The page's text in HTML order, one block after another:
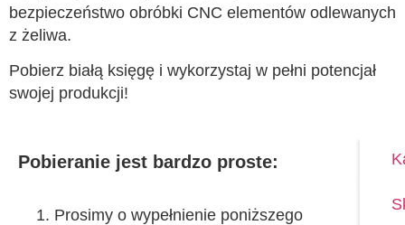
bezpieczeństwo obróbki CNC elementów odlewanych
z żeliwa.
Pobierz białą księgę i wykorzystaj w pełni potencjał
swojej produkcji!
Pobieranie jest bardzo proste:
Prosimy o wypełnienie poniższego